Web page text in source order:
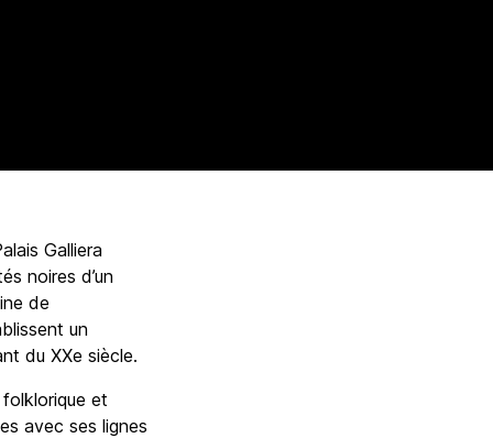
Galliera
noires d’un
de
un
du XXe siècle.
folklorique et
avec ses lignes